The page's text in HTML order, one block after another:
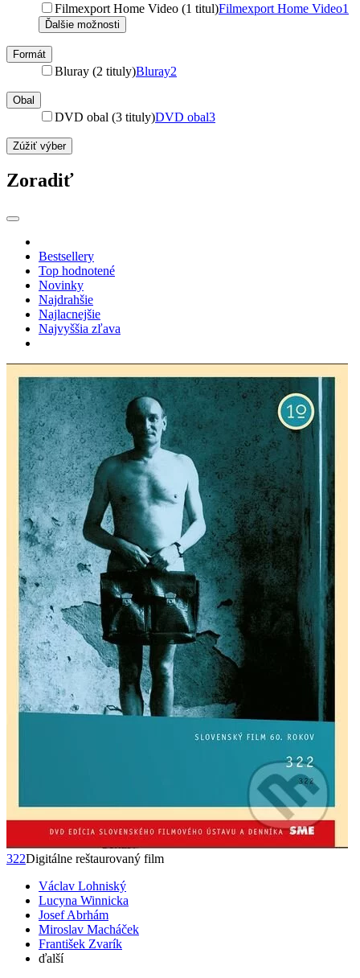
Filmexport Home Video (1 titul)Filmexport Home Video1
Ďalšie možnosti
Formát
Bluray (2 tituly)Bluray2
Obal
DVD obal (3 tituly)DVD obal3
Zúžiť výber
Zoradiť
Bestsellery
Top hodnotené
Novinky
Najdrahšie
Najlacnejšie
Najvyššia zľava
322Digitálne reštaurovaný film
Václav Lohniský
Lucyna Winnicka
Josef Abrhám
Miroslav Macháček
František Zvarík
ďalší